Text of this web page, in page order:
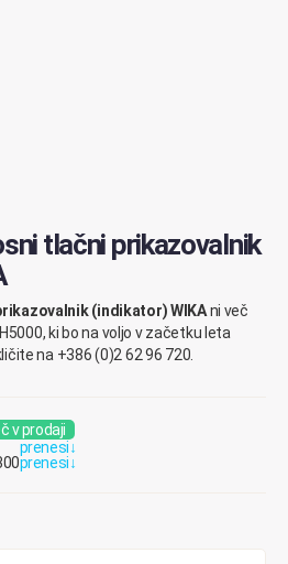
tlačni prikazovalnik
(indikator) WIKAni več
ki bo na voljo v začetku leta
na +386 (0)2 62 96 720.
v prodaji
prenesi↓
prenesi↓